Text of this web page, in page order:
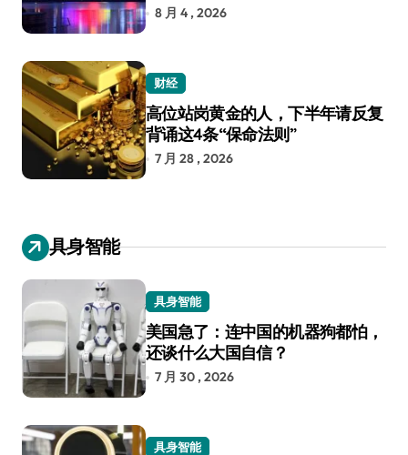
8 月 4 , 2026
财经
高位站岗黄金的人，下半年请反复
背诵这4条“保命法则”
7 月 28 , 2026
具身智能
具身智能
美国急了：连中国的机器狗都怕，
还谈什么大国自信？
7 月 30 , 2026
具身智能